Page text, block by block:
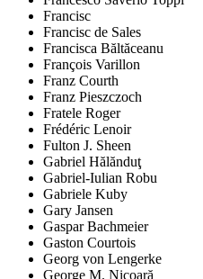
Francisc
Francisc de Sales
Francisca Băltăceanu
François Varillon
Franz Courth
Franz Pieszczoch
Fratele Roger
Frédéric Lenoir
Fulton J. Sheen
Gabriel Hălănduţ
Gabriel-Iulian Robu
Gabriele Kuby
Gary Jansen
Gaspar Bachmeier
Gaston Courtois
Georg von Lengerke
George M. Nicoară